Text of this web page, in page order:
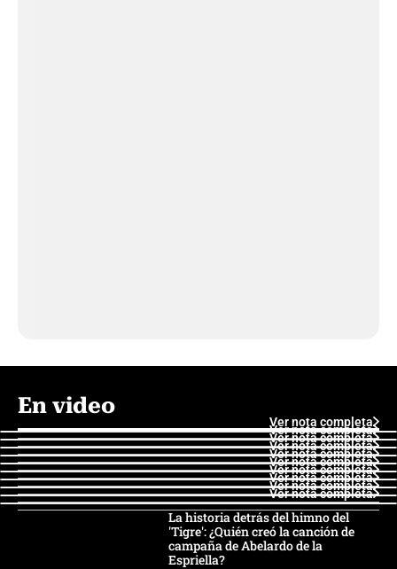
En video
Ver nota completa
Ver nota completa
Ver nota completa
Ver nota completa
Ver nota completa
Ver nota completa
Ver nota completa
Ver nota completa
Ver nota completa
Ver nota completa
La historia detrás del himno del
'Tigre': ¿Quién creó la canción de
campaña de Abelardo de la
Espriella?